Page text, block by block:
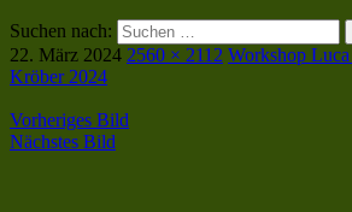
Suchen nach:
22. März 2024 2560 × 2112 Workshop
Kröber 2024
Vorheriges Bild
Nächstes Bild